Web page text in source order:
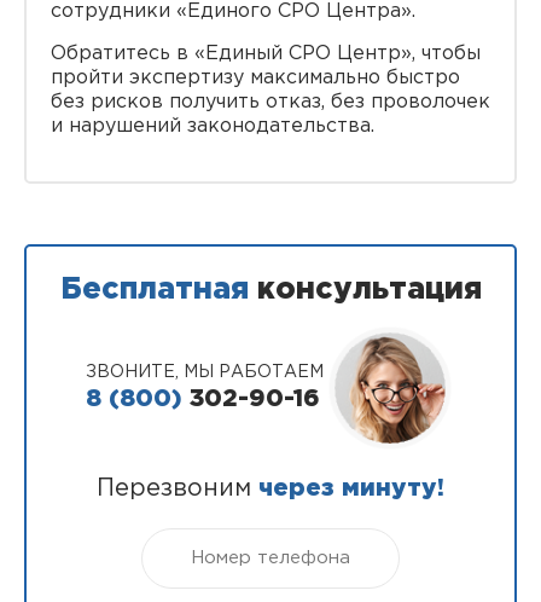
сотрудники «Единого СРО Центра».
Обратитесь в «Единый СРО Центр», чтобы
пройти экспертизу максимально быстро
без рисков получить отказ, без проволочек
и нарушений законодательства.
Бесплатная консультация
ЗВОНИТЕ, МЫ РАБОТАЕМ
8 (800) 302-90-16
Перезвоним через минуту!